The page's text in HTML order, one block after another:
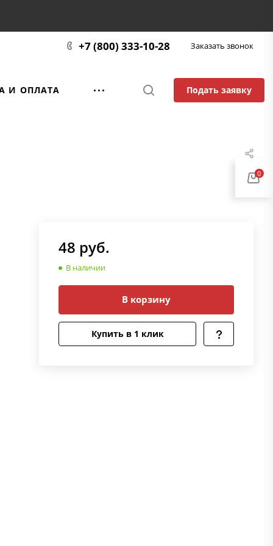
+7 (800) 333-10-28 Заказать звонок
И ОПЛАТА Подать заявку
48 руб.
В наличии
В корзину
Купить в 1 клик
0